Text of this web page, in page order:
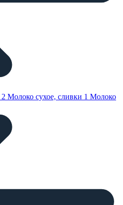
2 Молоко сухое, сливки 1 Молоко